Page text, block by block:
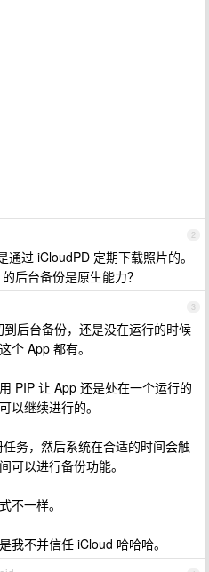
2
过 iCloudPD 定期下载照片的。
后台备份是原生能力？
3
后台备份，还是没在运行的时候
个 App 都有。
PIP 让 App 还是处在一个运行的
以继续进行的。
务，然后系统在合适的时间会触
可以进行备份功能。
不一样。
我不并信任 iCloud 哈哈哈。